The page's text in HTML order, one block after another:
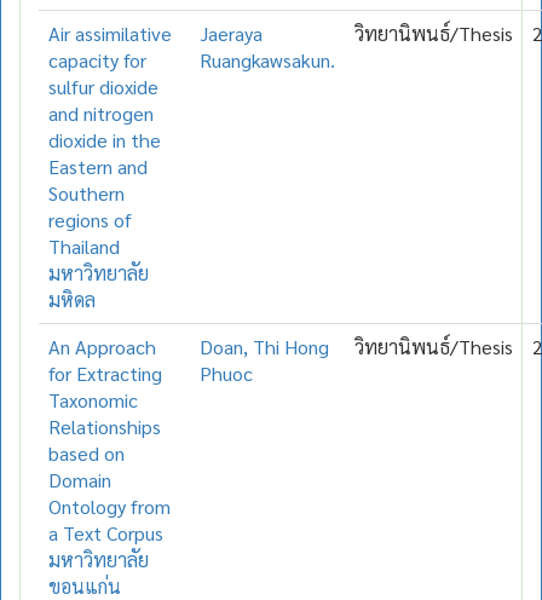
Air assimilative
capacity for
sulfur dioxide
and nitrogen
dioxide in the
Eastern and
Southern
regions of
Thailand
มหาวิทยาลัย
มหิดล
Jaeraya
Ruangkawsakun.
วิทยานิพนธ์/Thesis
An Approach
for Extracting
Taxonomic
Relationships
based on
Domain
Ontology from
a Text Corpus
มหาวิทยาลัย
ขอนแก่น
Doan, Thi Hong
Phuoc
วิทยานิพนธ์/Thesis